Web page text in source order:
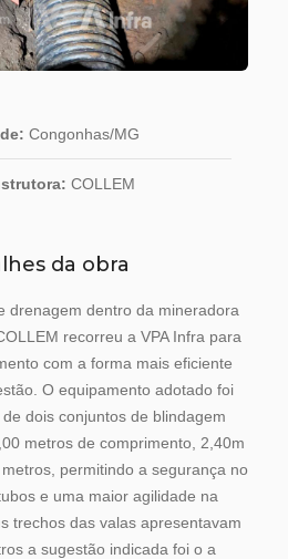
Congonhas/MG
COLLEM
da obra
drenagem dentro da mineradora
recorreu a VPA Infra para
com a forma mais eficiente
O equipamento adotado foi
dois conjuntos de blindagem
metros de comprimento, 2,40m
permitindo a segurança no
e uma maior agilidade na
trechos das valas apresentavam
a sugestão indicada foi o a